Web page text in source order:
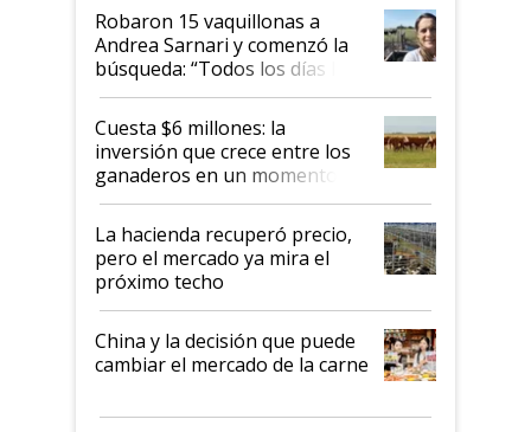
Robaron 15 vaquillonas a
Andrea Sarnari y comenzó la
búsqueda: “Todos los días le
toca a algún productor”
Cuesta $6 millones: la
inversión que crece entre los
ganaderos en un momento
histórico para la actividad
La hacienda recuperó precio,
pero el mercado ya mira el
próximo techo
China y la decisión que puede
cambiar el mercado de la carne